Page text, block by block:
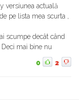
versiunea actuală
pe lista mea scurta ,
scumpe decât când
mai bine nu
0 2